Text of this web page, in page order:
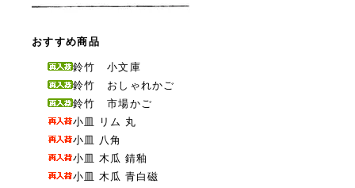
おすすめ商品
鈴竹 小文庫
鈴竹 おしゃれかご
鈴竹 市場かご
小皿 リム 丸
小皿 八角
小皿 木瓜 錆釉
小皿 木瓜 青白磁